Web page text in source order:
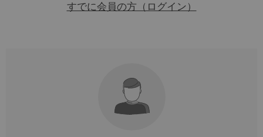
すでに会員の方（ログイン）